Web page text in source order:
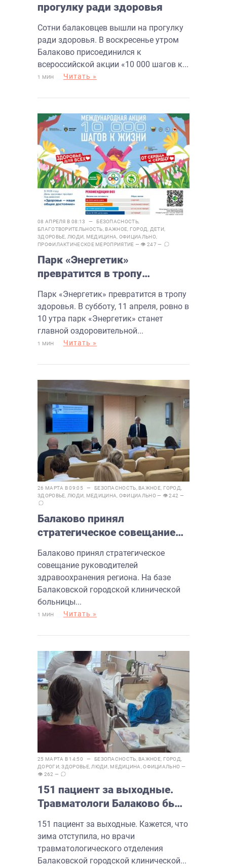
прогулку ради здоровья
Сотни балаковцев вышли на прогулку
ради здоровья. В воскресенье утром
Балаково присоединился к
всероссийской акции «10 000 шагов к...
1 МИН Читать »
08 АПРЕЛЯ В 08:13 — БЕЗОПАСНОСТЬ,
БЛАГОТВОРИТЕЛЬНОСТЬ ВАЖНОЕ ГОРОД ДЕТИ
ЗДОРОВЬЕ ЛЮДИ МЕДИЦИНА ОФИЦИАЛЬНО,
ПРОФИЛАКТИЧЕСКОЕ МЕРОПРИЯТИЕ — 👁 247 —
Парк «Энергетик»
превратится в тропу
на «10 000 шагов к жизни»
Парк «Энергетик» превратится в тропу
здоровья. В субботу, 11 апреля, ровно в
10 утра парк «Энергетик» станет
главной оздоровительной...
1 МИН Читать »
26 МАРТА В 09:05 — БЕЗОПАСНОСТЬ ВАЖНОЕ, ГОРОД
ЗДОРОВЬЕ ЛЮДИ МЕДИЦИНА ОФИЦИАЛЬНО— 👁 242 —
Балаково принял
стратегическое совещание
здравоохранения региона
Балаково принял стратегическое
совещание руководителей
здравоохранения региона. На базе
Балаковской городской клинической
больницы...
1 МИН Читать »
25 МАРТА В 14:50 — БЕЗОПАСНОСТЬ ВАЖНОЕ, ГОРОД
ДОРОГИ,ЗДОРОВЬЕ, ЛЮДИ МЕДИЦИНА ,ОФИЦИАЛЬНО —
👁 262 —
151 пациент за выходные.
Травматологи Балаково бьют
151 пациент за выходные. Кажется, что
зима отступила, но врачи
травматологического отделения
Балаковской городской клинической...